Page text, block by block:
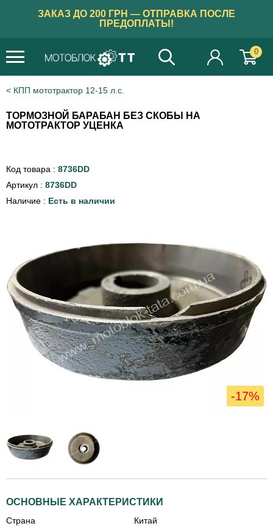
ЗАКАЗ ДО 200 ГРН — ОТПРАВКА ПОСЛЕ
ПРЕДОПЛАТЫ!
0
КПП мототрактор 12-15 л.с.
ТОРМОЗНОЙ БАРАБАН БЕЗ СКОБЫ НА
МОТОТРАКТОР УЦЕНКА
Код товара : 8736DD
Артикул : 8736DD
Наличие : Есть в наличии
-17%
ОСНОВНЫЕ ХАРАКТЕРИСТИКИ
Страна
Китай